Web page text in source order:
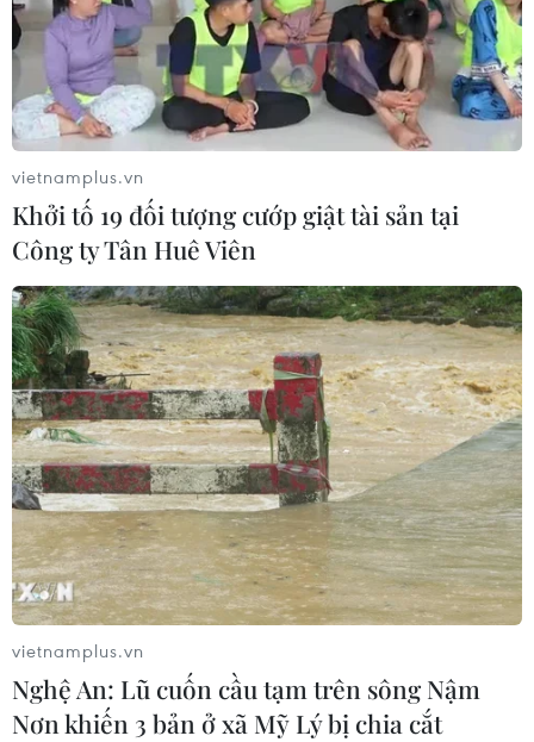
Trung Quốc đánh giá cách tiếp cận đúng
đắn của Mỹ với JCPOA
23/02/2021 04:56
Trung Quốc đánh giá cao việc IAEA và AEOI đã đạt
được một "giải pháp tạm thời" cho các công tác thanh
sát hạt nhân ở nước Cộng hòa Hồi giáo này.
vietnamplus.vn
Khởi tố 19 đối tượng cướp giật tài sản tại
Công ty Tân Huê Viên
vietnamplus.vn
Nghệ An: Lũ cuốn cầu tạm trên sông Nậm
Nơn khiến 3 bản ở xã Mỹ Lý bị chia cắt